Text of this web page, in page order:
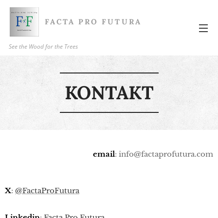
FACTA PRO FUTURA
See the Wood for the Trees
KONTAKT
email: info@factaprofutura.com
X: @FactaProFutura